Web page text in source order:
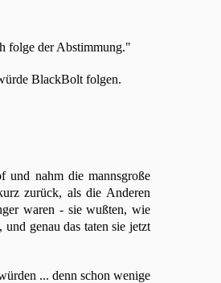
folge der Abstimmung."
BlackBolt folgen.
und nahm die mannsgroße
zurück, als die Anderen
waren - sie wußten, wie
genau das taten sie jetzt
... denn schon wenige